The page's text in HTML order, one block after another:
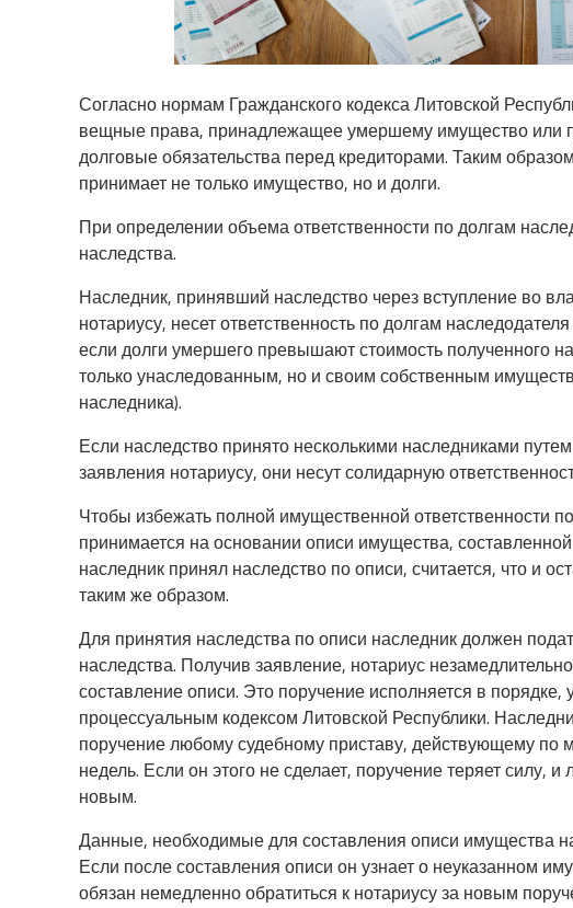
Согласно нормам Гражданского кодекса Литовской
вещные права, принадлежащее умершему имущество или
долговые обязательства перед кредиторами. Таким
принимает не только имущество, но и долги.
При определении объема ответственности по долгам
наследства.
Наследник, принявший наследство через вступление во
нотариусу, несет ответственность по долгам
если долги умершего превышают стоимость полученного
только унаследованным, но и своим собственным
наследника).
Если наследство принято несколькими наследниками
заявления нотариусу, они несут солидарную
Чтобы избежать полной имущественной ответственности
принимается на основании описи имущества,
наследник принял наследство по описи, считается, что и
таким же образом.
Для принятия наследства по описи наследник должен
наследства. Получив заявление, нотариус
составление описи. Это поручение исполняется в
процессуальным кодексом Литовской Республики.
поручение любому судебному приставу, действующему по
недель. Если он этого не сделает, поручение теряет силу,
новым.
Данные, необходимые для составления описи имущества
Если после составления описи он узнает о неуказанном
обязан немедленно обратиться к нотариусу за новым